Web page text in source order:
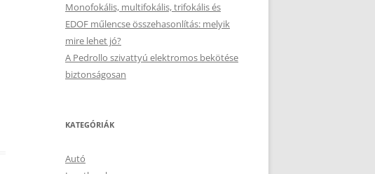
Monofokális, multifokális, trifokális és
EDOF műlencse összehasonlítás: melyik
mire lehet jó?
A Pedrollo szivattyú elektromos bekötése
biztonságosan
KATEGÓRIÁK
Autó